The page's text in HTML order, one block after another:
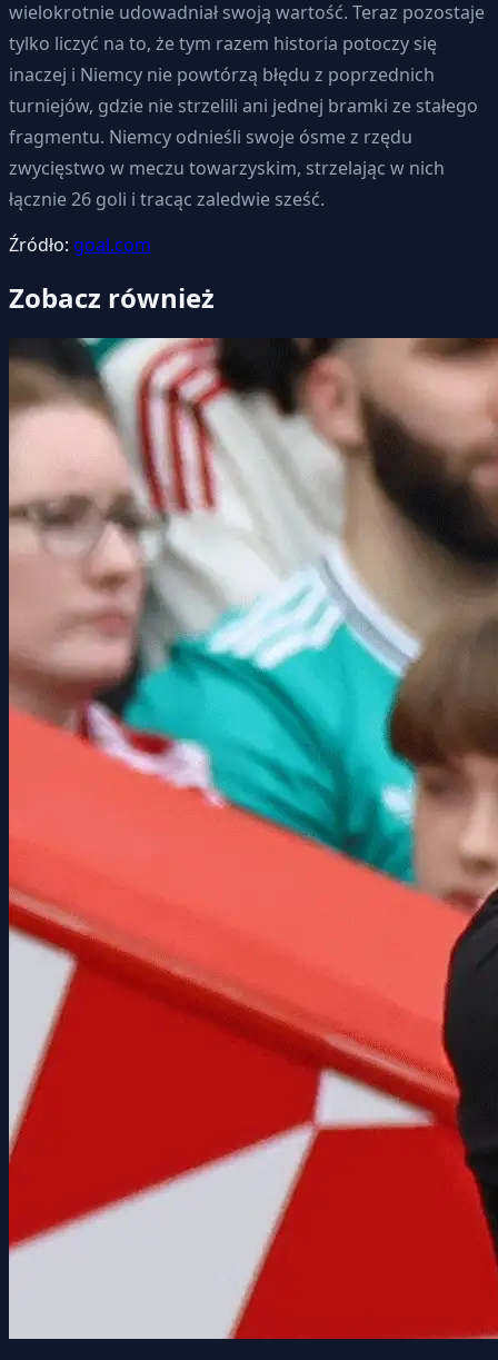
wielokrotnie udowadniał swoją wartość. Teraz pozostaje
tylko liczyć na to, że tym razem historia potoczy się
inaczej i Niemcy nie powtórzą błędu z poprzednich
turniejów, gdzie nie strzelili ani jednej bramki ze stałego
fragmentu. Niemcy odnieśli swoje ósme z rzędu
zwycięstwo w meczu towarzyskim, strzelając w nich
łącznie 26 goli i tracąc zaledwie sześć.
Źródło: goal.com
Zobacz również